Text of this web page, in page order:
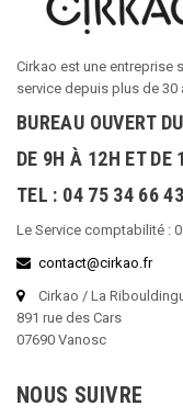
Cirkao est une entreprise
service depuis plus de 30
BUREAU OUVERT
DE 9H À 12H ET DE
TEL : 04 75 34 66 43
Le Service comptabilité :
contact@cirkao.fr
Cirkao / La
891 rue des Cars
07690 Vanosc
NOUS SUIVRE